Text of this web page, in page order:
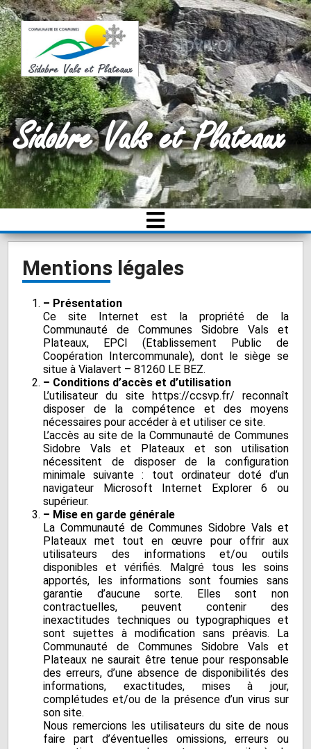
Sidobre Vals et Plateaux
Mentions légales
– Présentation
Ce site Internet est la propriété de la
Communauté de Communes Sidobre Vals et
Plateaux, EPCI (Etablissement Public de
Coopération Intercommunale), dont le siège se
situe à Vialavert – 81260 LE BEZ.
– Conditions d’accès et d’utilisation
L’utilisateur du site https://ccsvp.fr/ reconnaît
disposer de la compétence et des moyens
nécessaires pour accéder à et utiliser ce site.
L’accès au site de la Communauté de Communes
Sidobre Vals et Plateaux et son utilisation
nécessitent de disposer de la configuration
minimale suivante : tout ordinateur doté d’un
navigateur Microsoft Internet Explorer 6 ou
supérieur.
– Mise en garde générale
La Communauté de Communes Sidobre Vals et
Plateaux met tout en œuvre pour offrir aux
utilisateurs des informations et/ou outils
disponibles et vérifiés. Malgré tous les soins
apportés, les informations sont fournies sans
garantie d’aucune sorte. Elles sont non
contractuelles, peuvent contenir des
inexactitudes techniques ou typographiques et
sont sujettes à modification sans préavis. La
Communauté de Communes Sidobre Vals et
Plateaux ne saurait être tenue pour responsable
des erreurs, d’une absence de disponibilités des
informations, exactitudes, mises à jour,
complétudes et/ou de la présence d’un virus sur
son site.
Nous remercions les utilisateurs du site de nous
faire part d’éventuelles omissions, erreurs ou